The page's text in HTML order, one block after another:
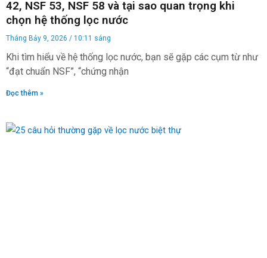
42, NSF 53, NSF 58 và tại sao quan trọng khi
chọn hệ thống lọc nước
Tháng Bảy 9, 2026 10:11 sáng
Khi tìm hiểu về hệ thống lọc nước, bạn sẽ gặp các cụm từ như
“đạt chuẩn NSF”, “chứng nhận
Đọc thêm »